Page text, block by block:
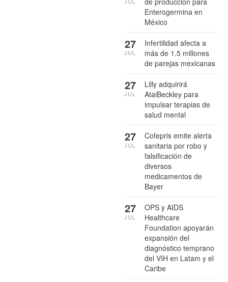
Enterogermina en
México
Infertilidad afecta a
más de 1.5 millones
de parejas mexicanas
27
JUL
Lilly adquirirá
AtaiBeckley para
impulsar terapias de
salud mental
27
JUL
Cofepris emite alerta
sanitaria por robo y
falsificación de
diversos
medicamentos de
Bayer
27
JUL
OPS y AIDS
Healthcare
Foundation apoyarán
expansión del
diagnóstico temprano
del VIH en Latam y el
Caribe
27
JUL